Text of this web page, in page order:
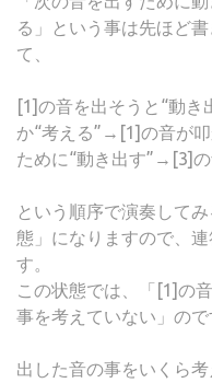
る」という事は先ほど
て、
[1]の音を出そうと“動
か“考える”→[1]の音が
ために“動き出す”→[3]
という順序で演奏して
態」になりますので、
す。
この状態では、「[1]の
事を考えていない」ので
出した音の事をいくら